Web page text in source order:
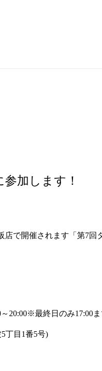
加します！
店で開催されます「第7回
20:00※最終日のみ17:00
丁目1番5号)